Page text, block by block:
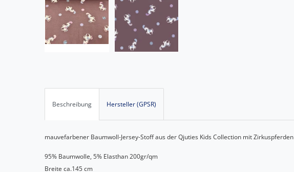
Beschreibung Hersteller (GPSR)
mauvefarbener Baumwoll-Jersey-Stoff aus der Qjuties Kids Collection mit Zirkuspferden
95% Baumwolle, 5% Elasthan 200gr/qm
Breite ca.145 cm